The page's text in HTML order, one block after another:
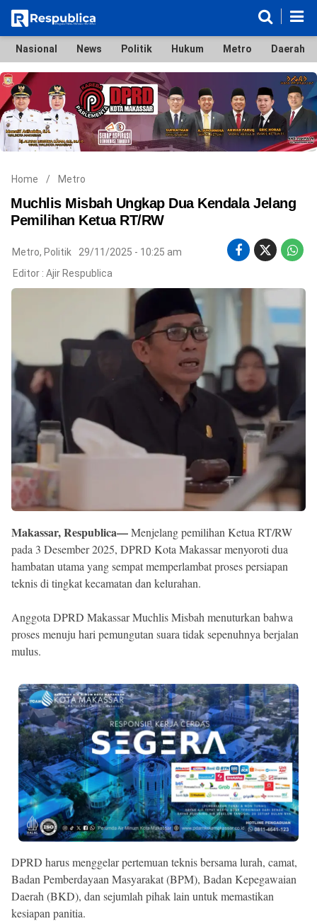
Nasional
News
Politik
Hukum
Metro
Daerah
Ekonomi & Bisnis
Lifestyle
Otomotif
Bola & Sport
Edukasi
Tokoh
Hiburan
©
Copyright
2026
Respublica
.
Nasional News Politik Hukum Metro Daerah
Home / Metro
Muchlis Misbah Ungkap Dua Kendala Jelang
Pemilihan Ketua RT/RW
Metro, Politik
29/11/2025 - 10:25 am
Editor : Ajir Respublica
Makassar, Respublica—Menjelang pemilihan Ketua RT/RW
pada 3 Desember 2025, DPRD Kota Makassar menyoroti dua
hambatan utama yang sempat memperlambat proses persiapan
teknis di tingkat kecamatan dan kelurahan.
Anggota DPRD Makassar Muchlis Misbah menuturkan bahwa
proses menuju hari pemungutan suara tidak sepenuhnya berjalan
mulus.
DPRD harus menggelar pertemuan teknis bersama lurah, camat,
Badan Pemberdayaan Masyarakat (BPM), Badan Kepegawaian
Daerah (BKD), dan sejumlah pihak lain untuk memastikan
kesiapan panitia.